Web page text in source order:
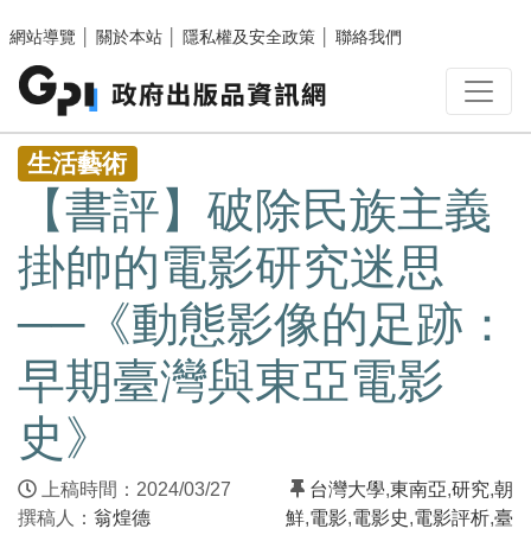
網站導覽
關於本站 隱私權及安全政策 聯絡我們
:::
生活藝術
【書評】破除民族主義
掛帥的電影研究迷思
──《動態影像的足跡：
早期臺灣與東亞電影
史》
上稿時間：2024/03/27
撰稿人： 翁煌德
台灣大學,東南亞,研究,朝
鮮,電影,電影史,電影評析,臺